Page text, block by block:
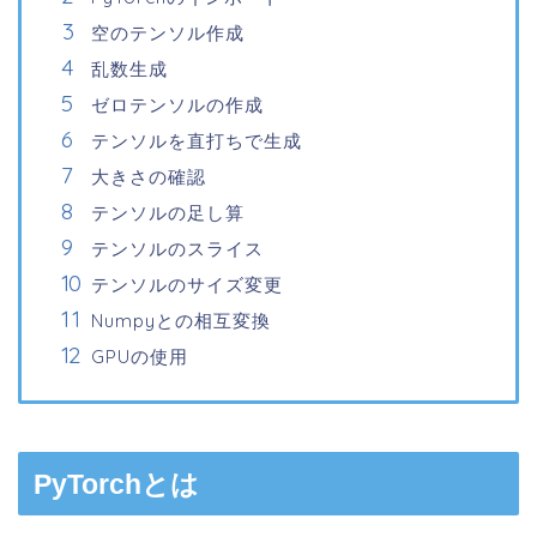
空のテンソル作成
乱数生成
ゼロテンソルの作成
テンソルを直打ちで生成
大きさの確認
テンソルの足し算
テンソルのスライス
テンソルのサイズ変更
Numpyとの相互変換
GPUの使用
PyTorchとは